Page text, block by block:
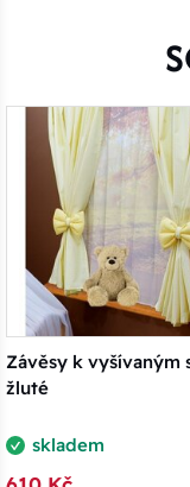
Závěsy k vyšívaným
žluté
skladem